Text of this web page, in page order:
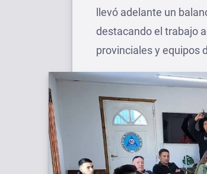
llevó adelante un
destacando el trabajo
provinciales y equipos